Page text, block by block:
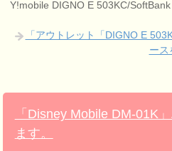
Y!mobile DIGNO E 503KC/SoftBank
「アウトレット「DIGNO E
ース
「Disney Mobile DM-01K
ます。